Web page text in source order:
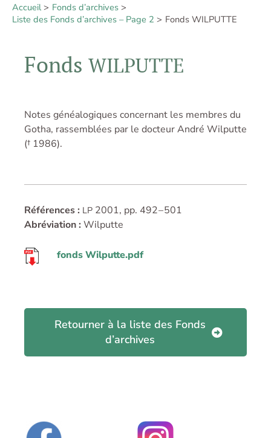
Accueil
Fonds d’archives
Liste des Fonds d’archives – Page 2
Fonds WILPUTTE
Fonds WILPUTTE
Notes généalogiques concernant les membres du
Gotha, rassemblées par le docteur André Wilputte
(† 1986).
Références : LP 2001, pp. 492 – 501
Abréviation : Wilputte
fonds Wilputte.pdf
Retourner à la liste des Fonds
d’archives